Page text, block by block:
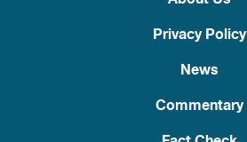
Privacy Policy
News
Commentary